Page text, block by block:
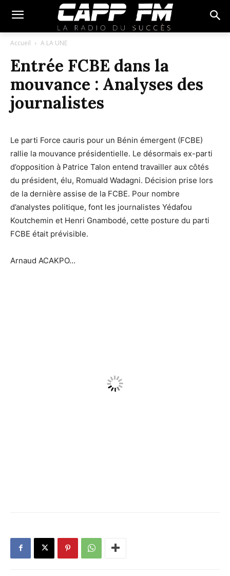
Accueil A LA UNE
Entrée FCBE dans la
mouvance : Analyses des
journalistes
Le parti Force cauris pour un Bénin émergent (FCBE)
rallie la mouvance présidentielle. Le désormais ex-parti
d’opposition à Patrice Talon entend travailler aux côtés
du président, élu, Romuald Wadagni. Décision prise lors
de la dernière assise de la FCBE. Pour nombre
d’analystes politique, font les journalistes Yédafou
Koutchemin et Henri Gnambodé, cette posture du parti
FCBE était prévisible.
Arnaud ACAKPO…